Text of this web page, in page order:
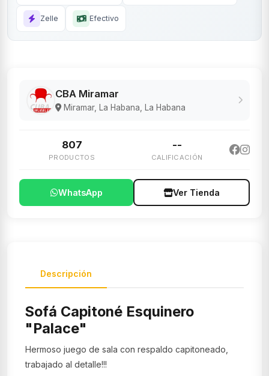
Zelle Efectivo
CBA Miramar
Miramar, La Habana, La Habana
807
PRODUCTOS
--
CALIFICACIÓN
WhatsApp Ver Tienda
Descripción
Sofá Capitoné Esquinero
"Palace"
Hermoso juego de sala con respaldo capitoneado,
trabajado al detalle!!!